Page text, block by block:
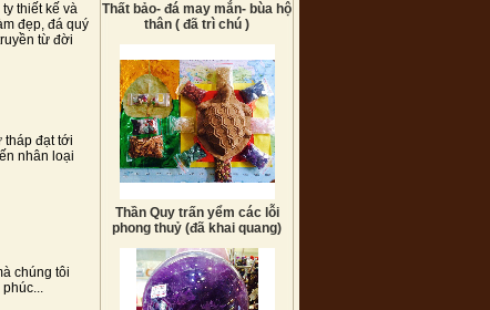
thiết kế và
đẹp, đá quý
từ đời
tháp đạt tới
nhân loại
chúng tôi
Thất bảo- đá may mắn- bùa hộ
thân ( đã trì chú )
Thần Quy trấn yểm các lỗi
phong thuỷ (đã khai quang)